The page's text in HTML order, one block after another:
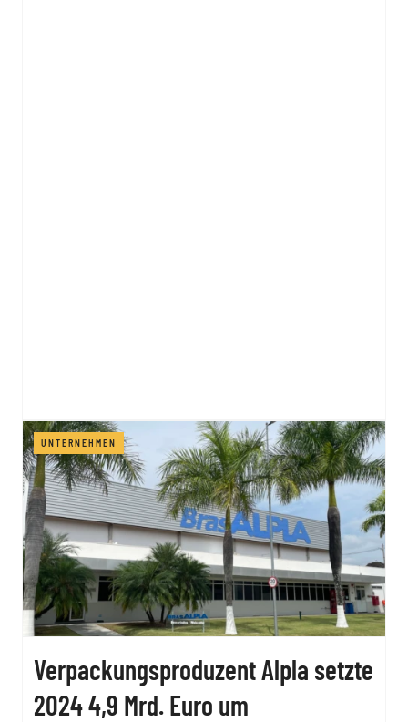
UNTERNEHMEN
Verpackungsproduzent Alpla setzte
2024 4,9 Mrd. Euro um